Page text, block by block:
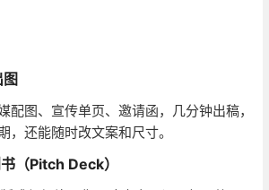
图
配图、宣传单页、邀请函，几分钟出稿，
，还能随时改文案和尺寸。
（Pitch Deck）